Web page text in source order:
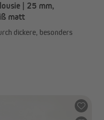
| 25 mm,
matt
dickere, besonders